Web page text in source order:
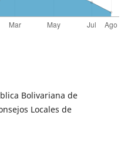
Bolivariana de
Locales de